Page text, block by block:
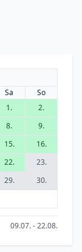
Sa
So
1.
2.
8.
9.
15.
16.
22.
23.
29.
30.
09.07. - 22.08.